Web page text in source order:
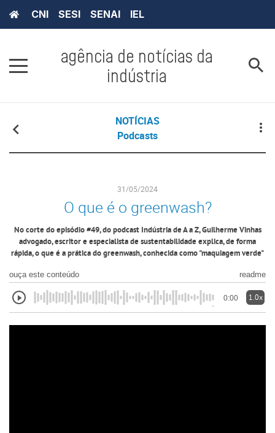
CNI SESI SENAI IEL
agência de notícias da
indústria
NOTÍCIAS
Podcasts
31/05/2024
O que é o greenwash?
No corte do episódio #49, do podcast Indústria de A a Z, Guilherme Vinhas
advogado, escritor e especialista de sustentabilidade explica, de forma
rápida, o que é a prática do greenwash, conhecida como "maquiagem verde"
ouça este conteúdo readme
0:00 1.0x